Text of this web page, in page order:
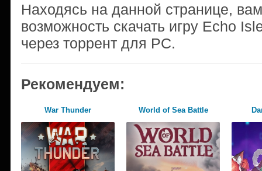
Находясь на данной странице,
возможность скачать игру Echo
через торрент для PC.
Рекомендуем:
War Thunder World of Sea Battle